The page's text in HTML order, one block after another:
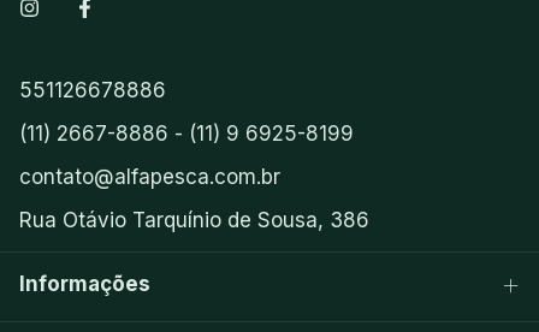
551126678886
(11) 2667-8886 - (11) 9 6925-8199
contato@alfapesca.com.br
Rua Otávio Tarquínio de Sousa, 386
Informações